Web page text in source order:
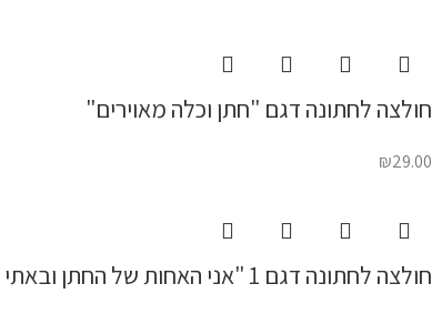
חולצה לחתונה דגם "חתן וכלה מאוירים"
₪29.00
חולצה לחתונה דגם 1 "אני האחות של החתן ובאתי לעשות כאן בלאגן"